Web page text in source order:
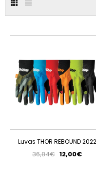
Luvas THOR REBOUND 2022
36,84€ 12,00€